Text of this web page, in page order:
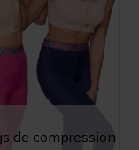
de compression